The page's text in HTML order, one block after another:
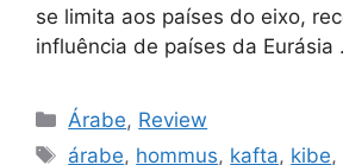
se limita aos países do eixo,
influência de países da Eurásia
Categorias
Árabe, Review
Tags
árabe, hommus, kafta, kibe,